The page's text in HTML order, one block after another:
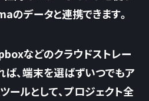
のデータと連携できます。
などのクラウドストレー
ば、端末を選ばずいつでもア
ールとして、プロジェクト全